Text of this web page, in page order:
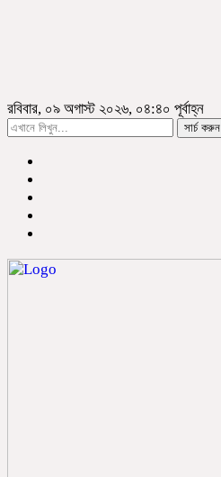
রবিবার, ০৯ অগাস্ট ২০২৬, ০৪:৪০ পূর্বাহ্ন
সার্চ করুন